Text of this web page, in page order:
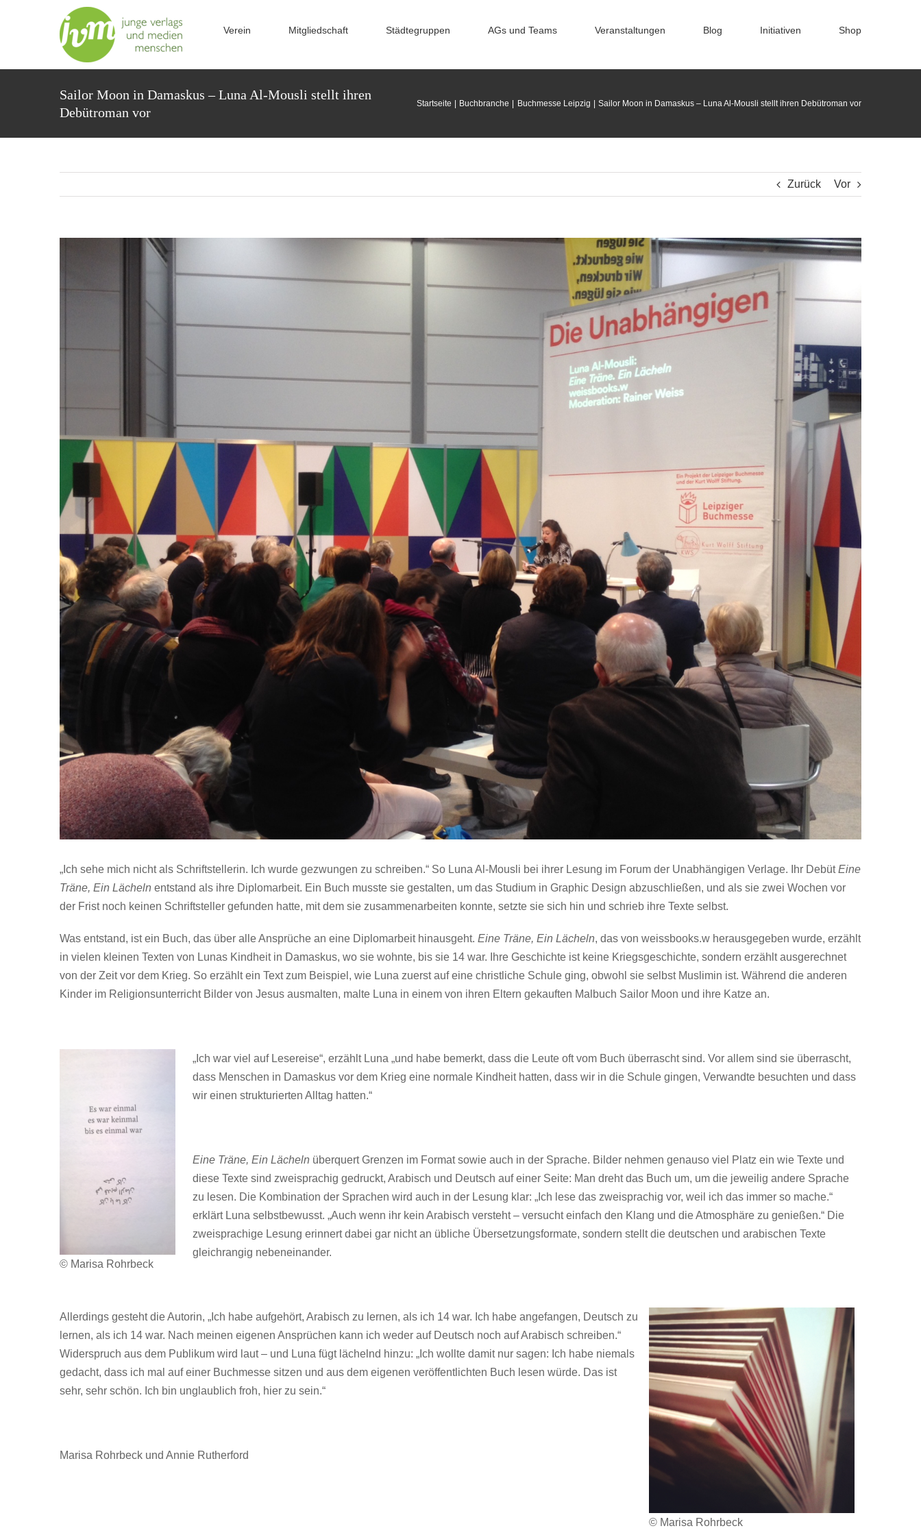
Verein Mitgliedschaft Städtegruppen AGs und Teams Veranstaltungen Blog Initiativen Shop
Sailor Moon in Damaskus – Luna Al-Mousli stellt ihren
Debütroman vor
Startseite Buchbranche Buchmesse Leipzig Sailor Moon in Damaskus – Luna Al-Mousli stellt ihren Debütroman vor
Zurück Vor
„Ich sehe mich nicht als Schriftstellerin. Ich wurde gezwungen zu schreiben.“ So Luna Al-Mousli bei ihrer Lesung im Forum der Unabhängigen Verlage. Ihr DebütEine
Träne, Ein Lächeln entstand als ihre Diplomarbeit. Ein Buch musste sie gestalten, um das Studium in Graphic Design abzuschließen, und als sie zwei Wochen vor
der Frist noch keinen Schriftsteller gefunden hatte, mit dem sie zusammenarbeiten konnte, setzte sie sich hin und schrieb ihre Texte selbst.
Was entstand, ist ein Buch, das über alle Ansprüche an eine Diplomarbeit hinausgeht. Eine Träne, Ein Lächeln, das von weissbooks.w herausgegeben wurde, erzählt
in vielen kleinen Texten von Lunas Kindheit in Damaskus, wo sie wohnte, bis sie 14 war. Ihre Geschichte ist keine Kriegsgeschichte, sondern erzählt ausgerechnet
von der Zeit vor dem Krieg. So erzählt ein Text zum Beispiel, wie Luna zuerst auf eine christliche Schule ging, obwohl sie selbst Muslimin ist. Während die anderen
Kinder im Religionsunterricht Bilder von Jesus ausmalten, malte Luna in einem von ihren Eltern gekauften Malbuch Sailor Moon und ihre Katze an.
© Marisa Rohrbeck
„Ich war viel auf Lesereise“, erzählt Luna „und habe bemerkt, dass die Leute oft vom Buch überrascht sind. Vor allem sind sie überrascht,
dass Menschen in Damaskus vor dem Krieg eine normale Kindheit hatten, dass wir in die Schule gingen, Verwandte besuchten und dass
wir einen strukturierten Alltag hatten.“
Eine Träne, Ein Lächeln überquert Grenzen im Format sowie auch in der Sprache. Bilder nehmen genauso viel Platz ein wie Texte und
diese Texte sind zweisprachig gedruckt, Arabisch und Deutsch auf einer Seite: Man dreht das Buch um, um die jeweilig andere Sprache
zu lesen. Die Kombination der Sprachen wird auch in der Lesung klar: „Ich lese das zweisprachig vor, weil ich das immer so mache.“
erklärt Luna selbstbewusst. „Auch wenn ihr kein Arabisch versteht – versucht einfach den Klang und die Atmosphäre zu genießen.“ Die
zweisprachige Lesung erinnert dabei gar nicht an übliche Übersetzungsformate, sondern stellt die deutschen und arabischen Texte
gleichrangig nebeneinander.
© Marisa Rohrbeck
Allerdings gesteht die Autorin, „Ich habe aufgehört, Arabisch zu lernen, als ich 14 war. Ich habe angefangen, Deutsch zu
lernen, als ich 14 war. Nach meinen eigenen Ansprüchen kann ich weder auf Deutsch noch auf Arabisch schreiben.“
Widerspruch aus dem Publikum wird laut – und Luna fügt lächelnd hinzu: „Ich wollte damit nur sagen: Ich habe niemals
gedacht, dass ich mal auf einer Buchmesse sitzen und aus dem eigenen veröffentlichten Buch lesen würde. Das ist
sehr, sehr schön. Ich bin unglaublich froh, hier zu sein.“
Marisa Rohrbeck und Annie Rutherford